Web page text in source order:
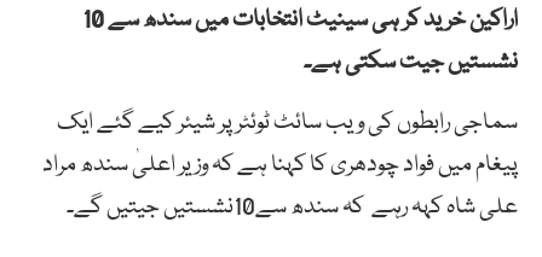
اراکین خرید کر ہی سینیٹ انتخابات میں سندھ سے 10
نشستیں جیت سکتی ہے۔
سماجی رابطوں کی ویب سائٹ ٹوئٹر پر شیئر کیے گئے ایک
پیغام میں فواد چودھری کا کہنا ہے کہ وزیر اعلیٰ سندھ مراد
علی شاہ کہہ رہے کہ سندھ سے10نشستیں جیتیں گے۔